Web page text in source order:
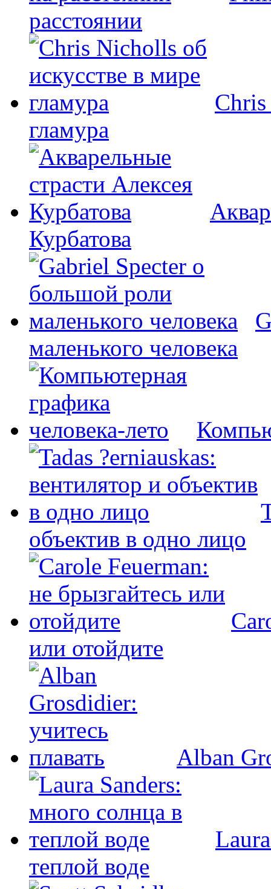
расстоянии
гламура
Курбатова
маленького человека
объектив в одно лицо
или отойдите
Alban
теплой воде